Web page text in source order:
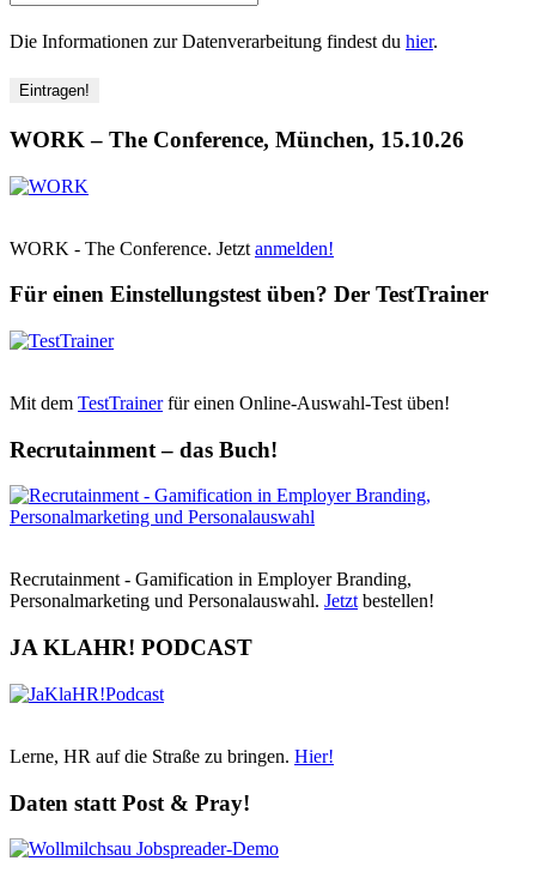
Die Informationen zur Datenverarbeitung findest du hier.
WORK – The Conference, München, 15.10.26
WORK - The Conference. Jetzt anmelden!
Für einen Einstellungstest üben? Der TestTrainer
Mit dem TestTrainerfür einen Online-Auswahl-Test üben!
Recrutainment – das Buch!
Recrutainment - Gamification in Employer Branding,
Personalmarketing und Personalauswahl. Jetzt bestellen!
JA KLAHR! PODCAST
Lerne, HR auf die Straße zu bringen. Hier!
Daten statt Post & Pray!